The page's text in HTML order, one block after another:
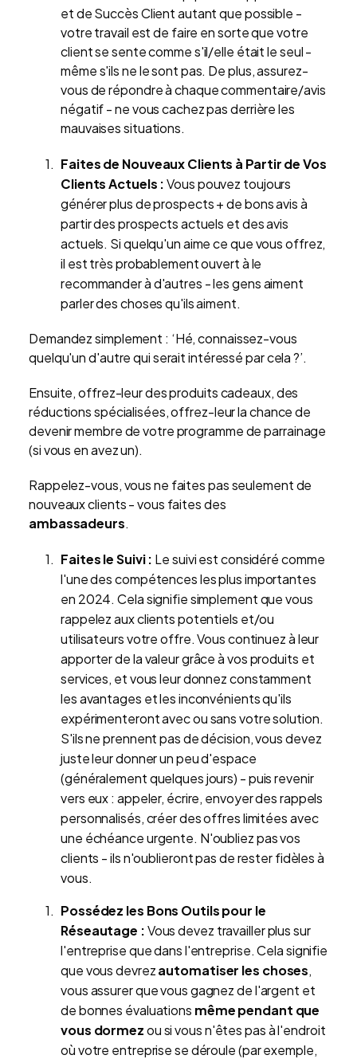
et de Succès Client autant que possible -
votre travail est de faire en sorte que votre
client se sente comme s'il/elle était le seul -
même s'ils ne le sont pas. De plus, assurez-
vous de répondre à chaque commentaire/avis
négatif - ne vous cachez pas derrière les
mauvaises situations.
Faites de Nouveaux Clients à Partir de Vos
Clients Actuels :Vous pouvez toujours
générer plus de prospects + de bons avis à
partir des prospects actuels et des avis
actuels. Si quelqu'un aime ce que vous offrez,
il est très probablement ouvert à le
recommander à d'autres - les gens aiment
parler des choses qu'ils aiment.
Demandez simplement : ‘Hé, connaissez-vous
quelqu'un d'autre qui serait intéressé par cela ?’.
Ensuite, offrez-leur des produits cadeaux, des
réductions spécialisées, offrez-leur la chance de
devenir membre de votre programme de parrainage
(si vous en avez un).
Rappelez-vous, vous ne faites pas seulement de
nouveaux clients - vous faites des
ambassadeurs.
Faites le Suivi : Le suivi est considéré comme
l'une des compétences les plus importantes
en 2024. Cela signifie simplement que vous
rappelez aux clients potentiels et/ou
utilisateurs votre offre. Vous continuez à leur
apporter de la valeur grâce à vos produits et
services, et vous leur donnez constamment
les avantages et les inconvénients qu'ils
expérimenteront avec ou sans votre solution.
S'ils ne prennent pas de décision, vous devez
juste leur donner un peu d'espace
(généralement quelques jours) - puis revenir
vers eux : appeler, écrire, envoyer des rappels
personnalisés, créer des offres limitées avec
une échéance urgente. N'oubliez pas vos
clients - ils n'oublieront pas de rester fidèles à
vous.
Possédez les Bons Outils pour le
Réseautage :Vous devez travailler plus sur
l'entreprise que dans l'entreprise. Cela signifie
que vous devrezautomatiser les choses,
vous assurer que vous gagnez de l'argent et
de bonnes évaluations même pendant que
vous dormezou si vous n'êtes pas à l'endroit
où votre entreprise se déroule (par exemple,